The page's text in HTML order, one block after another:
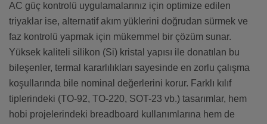
AC güç kontrolü uygulamalarınız için optimize edilen
triyaklar ise, alternatif akım yüklerini doğrudan sürmek ve
faz kontrolü yapmak için mükemmel bir çözüm sunar.
Yüksek kaliteli silikon (Si) kristal yapısı ile donatılan bu
bileşenler, termal kararlılıkları sayesinde en zorlu çalışma
koşullarında bile nominal değerlerini korur. Farklı kılıf
tiplerindeki (TO-92, TO-220, SOT-23 vb.) tasarımlar, hem
hobi projelerindeki breadboard kullanımlarına hem de